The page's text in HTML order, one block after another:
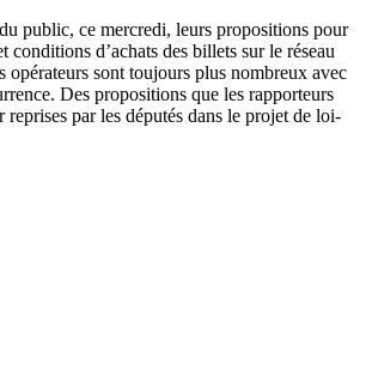
public, ce mercredi, leurs propositions pour
conditions d’achats des billets sur le réseau
opérateurs sont toujours plus nombreux avec
Des propositions que les rapporteurs
par les députés dans le projet de loi-